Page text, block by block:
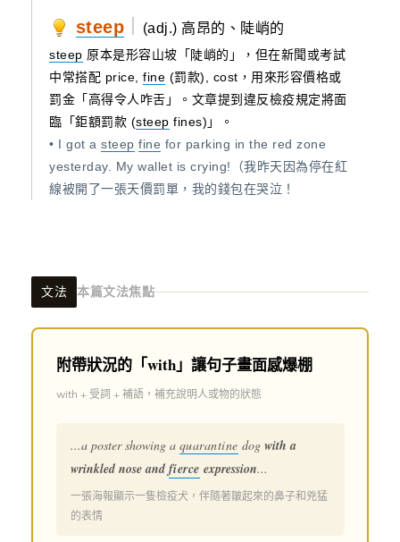
steep (adj.) 高昂的、陡峭的
steep 原本是形容山坡「陡峭的」，但在新聞或考試
中常搭配 price, fine (罰款), cost，用來形容價格或
罰金「高得令人咋舌」。文章提到違反檢疫規定將面
臨「鉅額罰款 (steep fines)」。
• I got a steep fine for parking in the red zone
yesterday. My wallet is crying!（我昨天因為停在紅
線被開了一張天價罰單，我的錢包在哭泣！
文法 本篇文法焦點
附帶狀況的「with」讓句子畫面感爆棚
with + 受詞 + 補語，補充說明人或物的狀態
...a poster showing a quarantine dog with a
wrinkled nose and fierce expression...
一張海報顯示一隻檢疫犬，伴隨著皺起來的鼻子和兇猛
的表情